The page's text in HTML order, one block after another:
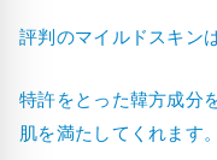
評判のマイルドスキン
特許をとった韓方成分
肌を満たしてくれます。